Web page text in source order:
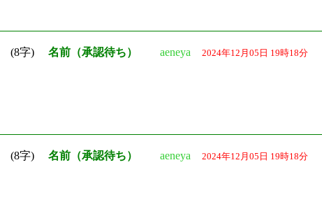
(8字) 名前（承認待ち） aeneya 2024年12月05日 19時18分
(8字) 名前（承認待ち） aeneya 2024年12月05日 19時18分